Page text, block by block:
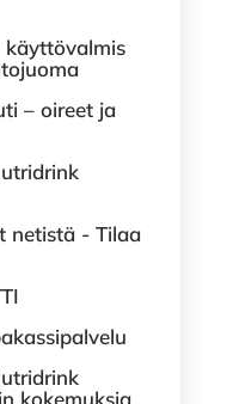
käyttövalmis
– oireet ja
netistä - Tilaa
kokemuksia